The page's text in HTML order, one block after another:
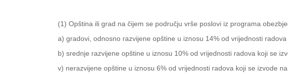
(1) Opština ili grad na čijem se području vrše poslovi iz programa
a) gradovi, odnosno razvijene opštine u iznosu 14% od vrijednosti
b) srednje razvijene opštine u iznosu 10% od vrijednosti radova koji se
v) nerazvijene opštine u iznosu 6% od vrijednosti radova koji se izvode